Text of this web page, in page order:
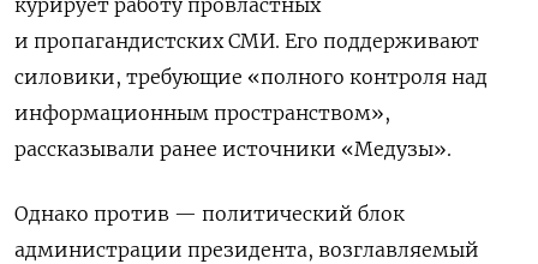
и пропагандистских СМИ. Его поддерживают
силовики, требующие «полного контроля над
информационным пространством»,
рассказывали ранее источники «Медузы».
Однако против — политический блок
администрации президента, возглавляемый